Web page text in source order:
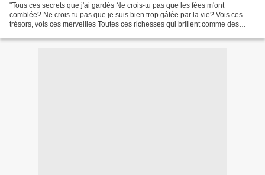
"Tous ces secrets que j'ai gardés Ne crois-tu pas que les fées m'ont
comblée? Ne crois-tu pas que je suis bien trop gâtée par la vie? Vois ces
trésors, vois ces merveilles Toutes ces richesses qui brillent comme des